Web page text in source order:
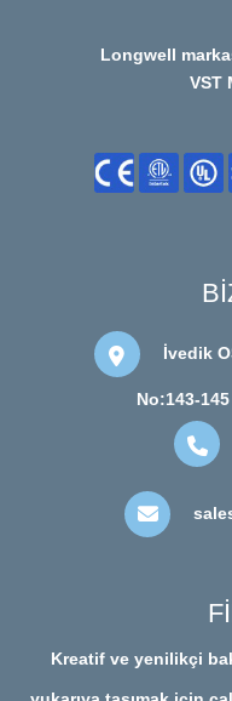
Longwell
VST
İvedik
No:143-
Kreatif ve yenilikçi